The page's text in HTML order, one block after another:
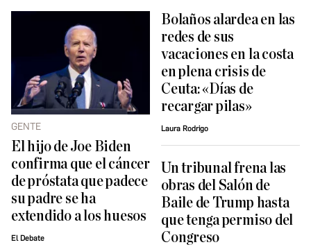
GENTE
El hijo de Joe Biden
confirma que el cáncer
de próstata que padece
su padre se ha
extendido a los huesos
El Debate
Bolaños alardea en las
redes de sus
vacaciones en la costa
en plena crisis de
Ceuta: «Días de
recargar pilas»
Laura Rodrigo
Un tribunal frena las
obras del Salón de
Baile de Trump hasta
que tenga permiso del
Congreso